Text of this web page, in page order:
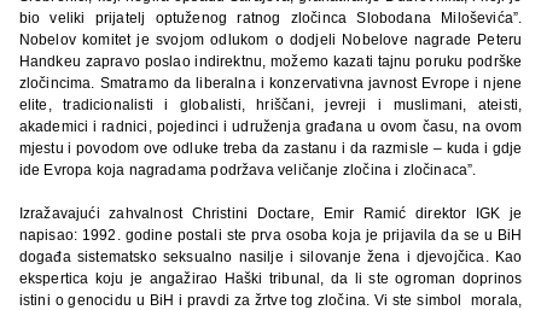
bio veliki prijatelj optuženog ratnog zločinca Slobodana Miloševića”.
Nobelov komitet je svojom odlukom o dodjeli Nobelove nagrade Peteru
Handkeu zapravo poslao indirektnu, možemo kazati tajnu poruku podrške
zločincima. Smatramo da liberalna i konzervativna javnost Evrope i njene
elite, tradicionalisti i globalisti, hriščani, jevreji i muslimani, ateisti,
akademici i radnici, pojedinci i udruženja građana u ovom času, na ovom
mjestu i povodom ove odluke treba da zastanu i da razmisle – kuda i gdje
ide Evropa koja nagradama podržava veličanje zločina i zločinaca”.
Izražavajući zahvalnost Christini Doctare, Emir Ramić direktor IGK je
napisao: 1992. godine postali ste prva osoba koja je prijavila da se u BiH
događa sistematsko seksualno nasilje i silovanje žena i djevojčica. Kao
ekspertica koju je angažirao Haški tribunal, da li ste ogroman doprinos
istini o genocidu u BiH i pravdi za žrtve tog zločina. Vi ste simbol morala,